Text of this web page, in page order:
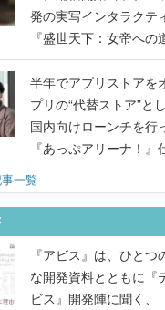
発の実写インタラクテ
『盛世天下：女帝へ
うこだわりをプロデュ
半年でアプリストアをオープ
プリの“代替ストア”と
国内向けローンチを行
『あっぷアリーナ！
てみた
一覧
『アビス』は、ひと
な開発資料とともに『
ビス』開発陣に聞く、